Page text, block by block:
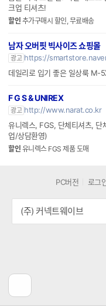
크업 티셔츠!
할인 추가구매시 할인, 무료배송
남자 오버핏 빅사이즈 쇼핑몰
광고 https://
데일리로 입기 좋은 일상룩 M-
F G S & UNIREX
광고 http://www.narat.co.kr
유니렉스, FGS, 단체티셔츠, 단
업/상담환영)
할인 유니렉스 FGS 제품 도매
PC버전 로그
(주) 커넥트웨이브